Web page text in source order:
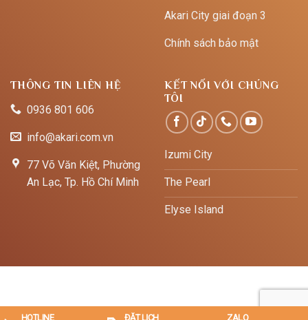
Akari City giai đoạn 3
Chính sách bảo mật
THÔNG TIN LIÊN HỆ
0936 801 606
info@akari.com.vn
77 Võ Văn Kiệt, Phường
An Lạc, Tp. Hồ Chí Minh
KẾT NỐI VỚI CHÚNG
TÔI
Izumi City
The Pearl
Elyse Island
HOTLINE ĐẶT LỊCH ZALO